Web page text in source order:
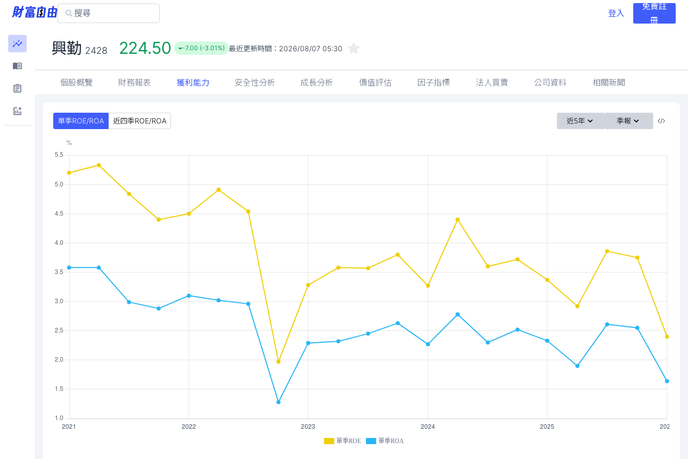
登入
免費註
冊
興勤 2428 224.50 -7.00 (-3.01%) 最近更新時間： 2026/08/07 05:30
個股概覽 財務報表 獲利能力 安全性分析 成長分析 價值評估 因子指標 法人買賣 公司資料 相關新聞
單季ROE/ROA 近四季ROE/ROA 近5年 季報
單季ROE 單季ROA